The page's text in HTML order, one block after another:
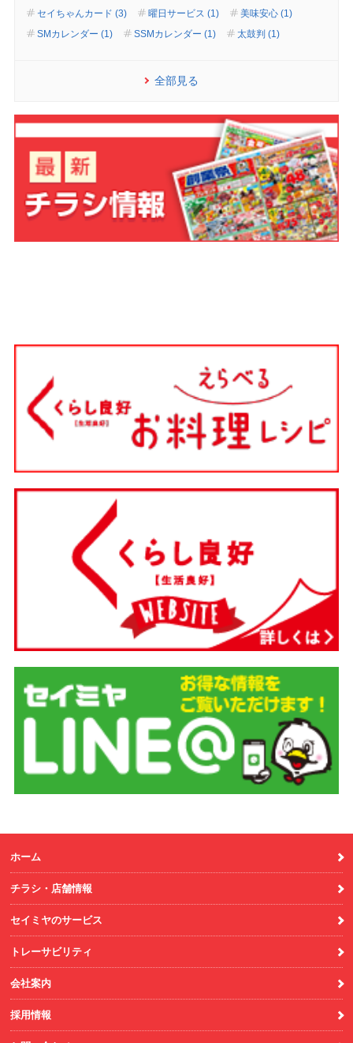
セイちゃんカード (3)
曜日サービス (1)
美味安心 (1)
SMカレンダー (1)
SSMカレンダー (1) 太鼓判 (1)
全部見る
ホーム
チラシ・店舗情報
セイミヤのサービス
トレーサビリティ
会社案内
採用情報